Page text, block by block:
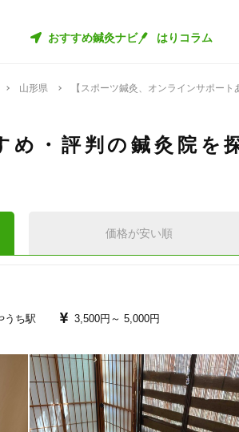
おすすめ鍼灸ナビ はりコラム
山形県 【スポーツ鍼灸、オンラインサポー
め・評判の鍼灸院を
価格が安い順
うち駅 3,500円～ 5,000円